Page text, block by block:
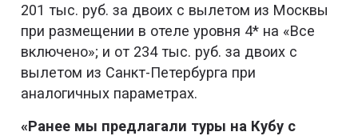
201 тыс. руб. за двоих с вылетом из Москвы
при размещении в отеле уровня 4* на «Все
включено»; и от 234 тыс. руб. за двоих с
вылетом из Санкт-Петербурга при
аналогичных параметрах.
«Ранее мы предлагали туры на Кубу с